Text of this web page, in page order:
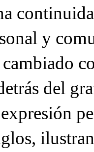
y
del